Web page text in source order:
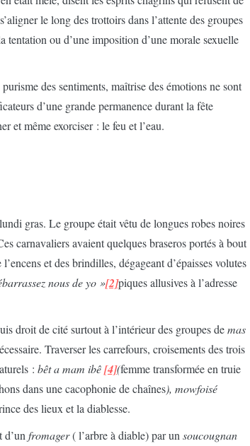
le long des trottoirs dans l’attente des groupes
tentation ou d’une imposition d’une morale sexuelle
des sentiments, maîtrise des émotions ne sont
d’une grande permanence durant la fête
et même exorciser : le feu et l’eau.
gras. Le groupe était vêtu de longues robes noires
carnavaliers avaient quelques braseros portés à bout
et des brindilles, dégageant d’épaisses volutes
nous de yo »[2]piques allusives à l’adresse
droit de cité surtout à l’intérieur des groupes demas
Traverser les carrefours, croisements des trois
: bêt a mam ibê[4](femme transformée en truie
dans une cacophonie de chaînes), mowfoisé
des lieux et la diablesse.
fromager( l’arbre à diable) par un soucougnan